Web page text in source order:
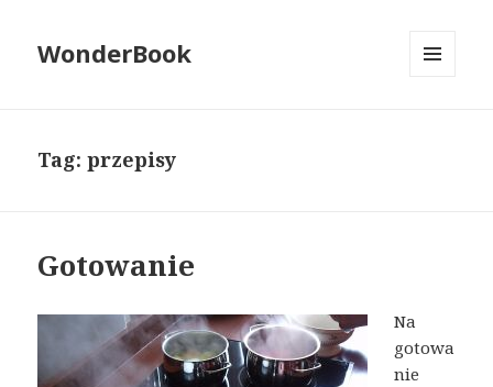
WonderBook
Tag:przepisy
Gotowanie
Na
gotowa
nie